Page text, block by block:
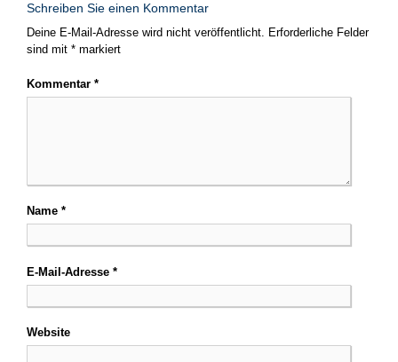
Schreiben Sie einen Kommentar
Deine E-Mail-Adresse wird nicht veröffentlicht. Erforderliche Felder
sind mit * markiert
Kommentar *
Name *
E-Mail-Adresse *
Website